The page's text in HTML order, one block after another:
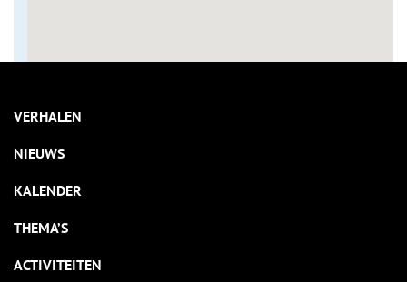
VERHALEN
NIEUWS
KALENDER
THEMA’S
ACTIVITEITEN